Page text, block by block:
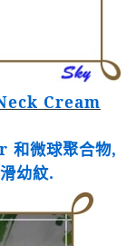
Cream
和微球聚合物,
幼紋.